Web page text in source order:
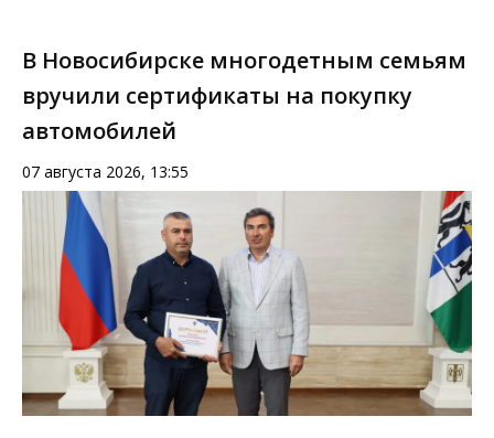
В Новосибирске многодетным семьям
вручили сертификаты на покупку
автомобилей
07 августа 2026, 13:55